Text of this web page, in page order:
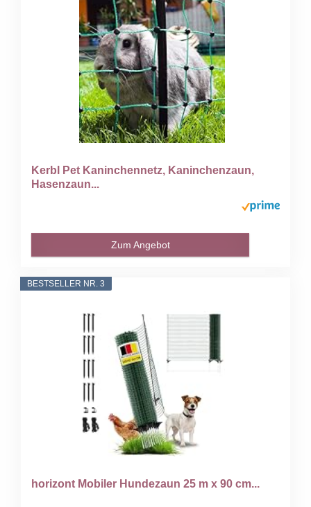
Kerbl Pet Kaninchennetz, Kaninchenzaun,
Hasenzaun...
Zum Angebot
BESTSELLER NR. 3
horizont Mobiler Hundezaun 25 m x 90 cm...